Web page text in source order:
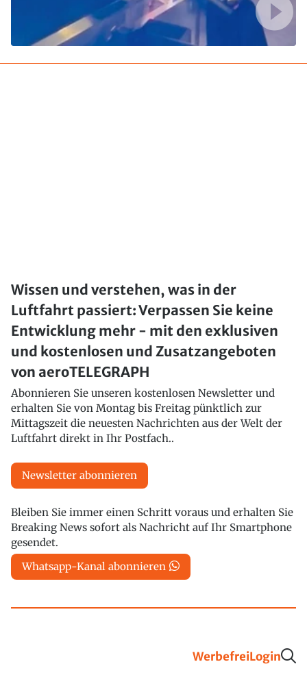
Wissen und verstehen, was in der
Luftfahrt passiert: Verpassen Sie keine
Entwicklung mehr - mit den exklusiven
und kostenlosen und Zusatzangeboten
von aeroTELEGRAPH
Abonnieren Sie unseren kostenlosen Newsletter und
erhalten Sie von Montag bis Freitag pünktlich zur
Mittagszeit die neuesten Nachrichten aus der Welt der
Luftfahrt direkt in Ihr Postfach..
Newsletter abonnieren
Bleiben Sie immer einen Schritt voraus und erhalten Sie
Breaking News sofort als Nachricht auf Ihr Smartphone
gesendet.
Whatsapp-Kanal abonnieren
WerbefreiLogin